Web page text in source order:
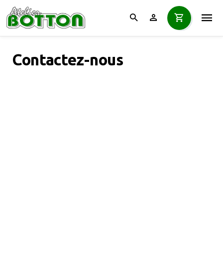
Contactez-nous